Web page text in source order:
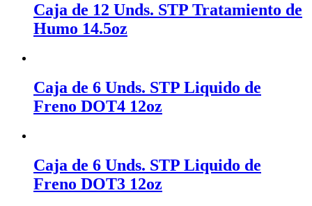
Caja de 12 Unds. STP Tratamiento de
Humo 14.5oz
Caja de 6 Unds. STP Liquido de
Freno DOT4 12oz
Caja de 6 Unds. STP Liquido de
Freno DOT3 12oz